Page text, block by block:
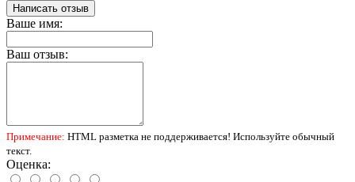
Написать отзыв
Ваше имя:
Ваш отзыв:
Примечание: HTML разметка не поддерживается! Используйте обычный
текст.
Оценка: